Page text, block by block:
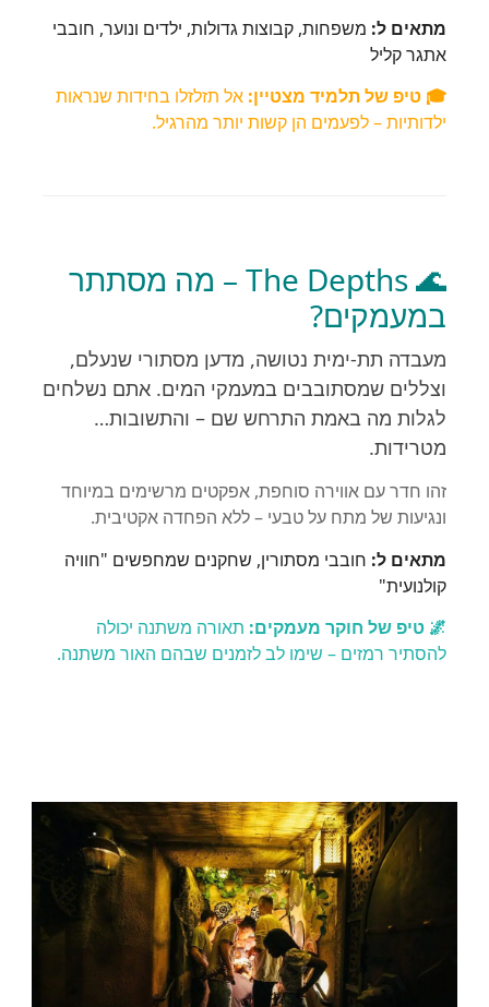
מתאים ל: משפחות, קבוצות גדולות, ילדים ונוער, חובבי
אתגר קליל
🎓 טיפ של תלמיד מצטיין: אל תזלזלו בחידות שנראות
ילדותיות – לפעמים הן קשות יותר מהרגיל.
🌊 The Depths – מה מסתתר
במעמקים?
מעבדה תת-ימית נטושה, מדען מסתורי שנעלם,
וצללים שמסתובבים במעמקי המים. אתם נשלחים
לגלות מה באמת התרחש שם – והתשובות…
מטרידות.
זהו חדר עם אווירה סוחפת, אפקטים מרשימים במיוחד
ונגיעות של מתח על טבעי – ללא הפחדה אקטיבית.
מתאים ל: חובבי מסתורין, שחקנים שמחפשים "חוויה
קולנועית"
🌌 טיפ של חוקר מעמקים: תאורה משתנה יכולה
להסתיר רמזים – שימו לב לזמנים שבהם האור משתנה.